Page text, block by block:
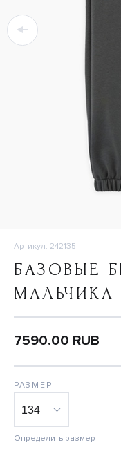
Артикул: 242135
БАЗОВЫЕ
МАЛЬЧИКА
7590.00 RUB
РАЗМЕР
Определить размер